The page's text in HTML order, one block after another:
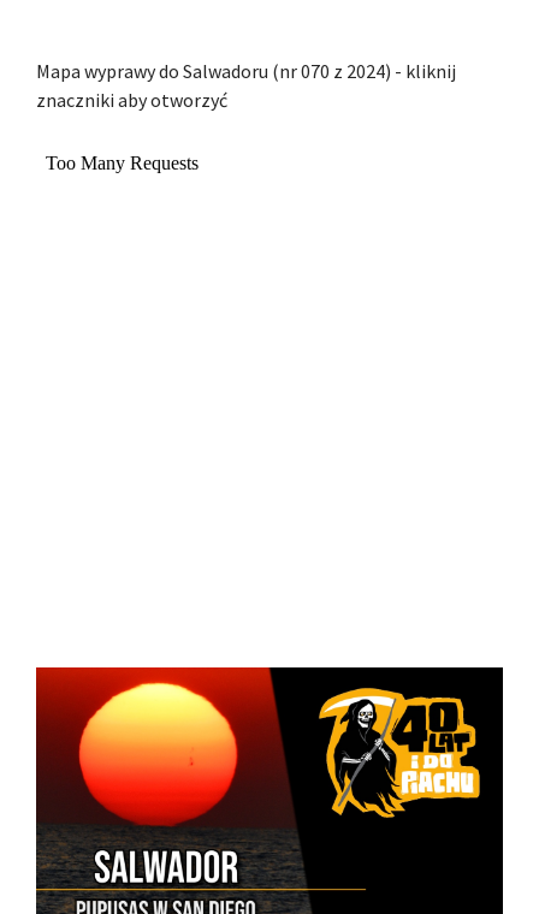
Mapa wyprawy do Salwadoru (nr 070 z 2024) - kliknij
znaczniki aby otworzyć